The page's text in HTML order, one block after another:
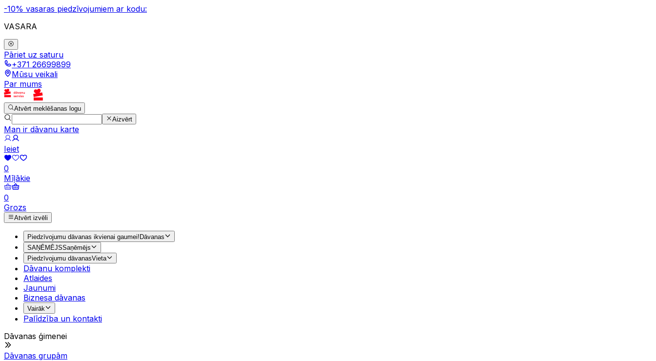
-10% vasaras piedzīvojumiem ar kodu:
VASARA
Pāriet uz saturu
+371 26699899
Mūsu veikali
Par mums
Atvērt meklēšanas logu
Aizvērt
Man ir dāvanu karte
Ieiet
0
Mīļākie
0
Grozs
Atvērt izvēli
Piedzīvojumu dāvanas ikvienai gaumei!Dāvanas
SAŅĒMĒJSSaņēmējs
Piedzīvojumu dāvanasVieta
Dāvanu komplekti
Atlaides
Jaunumi
Biznesa dāvanas
Vairāk
Palīdzība un kontakti
Dāvanas ģimenei
Dāvanas grupām